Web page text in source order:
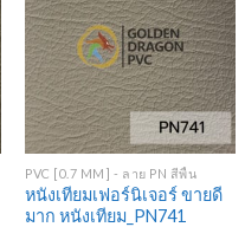
Add to
Wishlist
+
PVC [0.7 MM] - ลาย PN สีพื้น
หนังเทียมเฟอร์นิเจอร์ ขายดี
มาก หนังเทียม_PN741